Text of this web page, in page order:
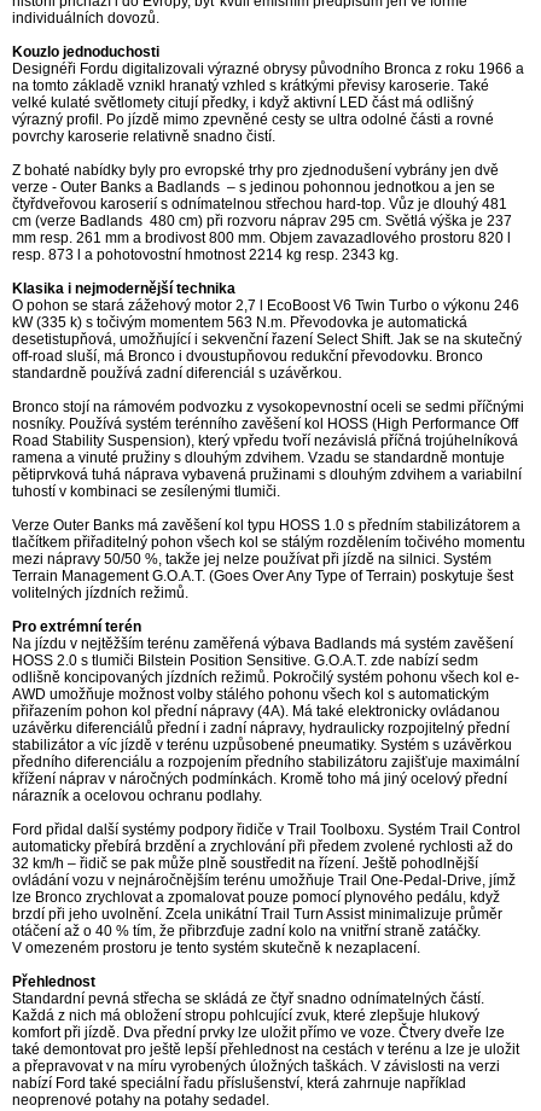
individuálních dovozů.
Kouzlo jednoduchosti
Designéři Fordu digitalizovali výrazné obrysy původního Bronca z roku 1966 a
na tomto základě vznikl hranatý vzhled s krátkými převisy karoserie. Také
velké kulaté světlomety citují předky, i když aktivní LED část má odlišný
výrazný profil. Po jízdě mimo zpevněné cesty se ultra odolné části a rovné
povrchy karoserie relativně snadno čistí.
Z bohaté nabídky byly pro evropské trhy pro zjednodušení vybrány jen dvě
verze - Outer Banks a Badlands – s jedinou pohonnou jednotkou a jen se
čtyřdveřovou karoserií s odnímatelnou střechou hard-top. Vůz je dlouhý 481
cm (verze Badlands 480 cm) při rozvoru náprav 295 cm. Světlá výška je 237
mm resp. 261 mm a brodivost 800 mm. Objem zavazadlového prostoru 820 l
resp. 873 l a pohotovostní hmotnost 2214 kg resp. 2343 kg.
Klasika i nejmodernější technika
O pohon se stará zážehový motor 2,7 l EcoBoost V6 Twin Turbo o výkonu 246
kW (335 k) s točivým momentem 563 N.m. Převodovka je automatická
desetistupňová, umožňující i sekvenční řazení Select Shift. Jak se na skutečný
off-road sluší, má Bronco i dvoustupňovou redukční převodovku. Bronco
standardně používá zadní diferenciál s uzávěrkou.
Bronco stojí na rámovém podvozku z vysokopevnostní oceli se sedmi příčnými
nosníky. Používá systém terénního zavěšení kol HOSS (High Performance Off
Road Stability Suspension), který vpředu tvoří nezávislá příčná trojúhelníková
ramena a vinuté pružiny s dlouhým zdvihem. Vzadu se standardně montuje
pětiprvková tuhá náprava vybavená pružinami s dlouhým zdvihem a variabilní
tuhostí v kombinaci se zesílenými tlumiči.
Verze Outer Banks má zavěšení kol typu HOSS 1.0 s předním stabilizátorem a
tlačítkem přiřaditelný pohon všech kol se stálým rozdělením točivého momentu
mezi nápravy 50/50 %, takže jej nelze používat při jízdě na silnici. Systém
Terrain Management G.O.A.T. (Goes Over Any Type of Terrain) poskytuje šest
volitelných jízdních režimů.
Pro extrémní terén
Na jízdu v nejtěžším terénu zaměřená výbava Badlands má systém zavěšení
HOSS 2.0 s tlumiči Bilstein Position Sensitive. G.O.A.T. zde nabízí sedm
odlišně koncipovaných jízdních režimů. Pokročilý systém pohonu všech kol e-
AWD umožňuje možnost volby stálého pohonu všech kol s automatickým
přiřazením pohon kol přední nápravy (4A). Má také elektronicky ovládanou
uzávěrku diferenciálů přední i zadní nápravy, hydraulicky rozpojitelný přední
stabilizátor a víc jízdě v terénu uzpůsobené pneumatiky. Systém s uzávěrkou
předního diferenciálu a rozpojením předního stabilizátoru zajišťuje maximální
křížení náprav v náročných podmínkách. Kromě toho má jiný ocelový přední
nárazník a ocelovou ochranu podlahy.
Ford přidal další systémy podpory řidiče v Trail Toolboxu. Systém Trail Control
automaticky přebírá brzdění a zrychlování při předem zvolené rychlosti až do
32 km/h – řidič se pak může plně soustředit na řízení. Ještě pohodlnější
ovládání vozu v nejnáročnějším terénu umožňuje Trail One-Pedal-Drive, jímž
lze Bronco zrychlovat a zpomalovat pouze pomocí plynového pedálu, když
brzdí při jeho uvolnění. Zcela unikátní Trail Turn Assist minimalizuje průměr
otáčení až o 40 % tím, že přibrzďuje zadní kolo na vnitřní straně zatáčky.
V omezeném prostoru je tento systém skutečně k nezaplacení.
Přehlednost
Standardní pevná střecha se skládá ze čtyř snadno odnímatelných částí.
Každá z nich má obložení stropu pohlcující zvuk, které zlepšuje hlukový
komfort při jízdě. Dva přední prvky lze uložit přímo ve voze. Čtvery dveře lze
také demontovat pro ještě lepší přehlednost na cestách v terénu a lze je uložit
a přepravovat v na míru vyrobených úložných taškách. V závislosti na verzi
nabízí Ford také speciální řadu příslušenství, která zahrnuje například
neoprenové potahy na potahy sedadel.